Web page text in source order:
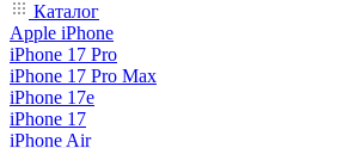
Каталог
Apple iPhone
iPhone 17 Pro
iPhone 17 Pro Max
iPhone 17e
iPhone 17
iPhone Air